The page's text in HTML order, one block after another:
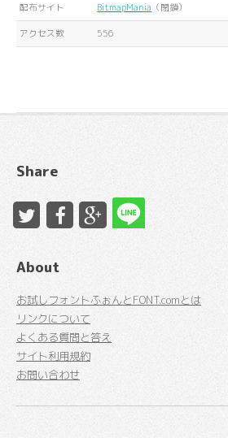
配布サイト BitmapMania （閉鎖）
アクセス数 556
Share
About
お試しフォントふぉんとFONT.comとは
リンクについて
よくある質問と答え
サイト利用規約
お問い合わせ